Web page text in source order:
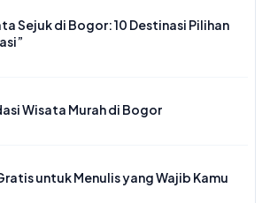
Sejuk di Bogor: 10 Destinasi Pilihan
Wisata Murah di Bogor
untuk Menulis yang Wajib Kamu